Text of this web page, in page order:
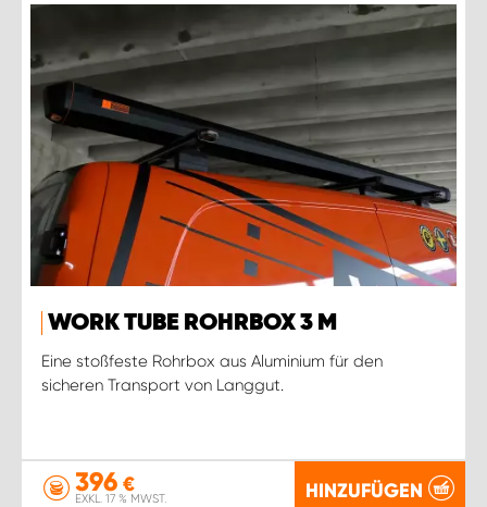
WORK TUBE ROHRBOX 3 M
Eine stoßfeste Rohrbox aus Aluminium für den
sicheren Transport von Langgut.
396 €
EXKL. 17 % MWST. HINZUFÜGEN